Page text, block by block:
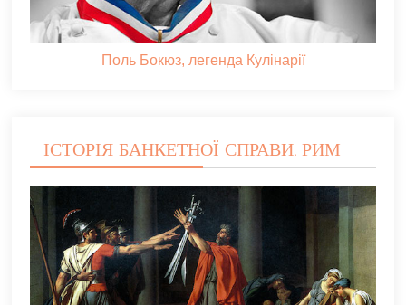
Поль Бокюз, легенда Кулінарії
ІСТОРІЯ БАНКЕТНОЇ СПРАВИ. РИМ